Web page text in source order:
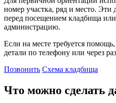
номер участка, ряд и место.
перед посещением кладбища
администрацию.
Если на месте требуется
детали по телефону или через
Позвонить Схема кладбища
Что можно сделать